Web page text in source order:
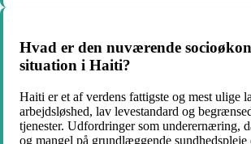
Hvad er den nuværende
situation i Haiti?
Haiti er et af verdens fattigste og mest ulige
arbejdsløshed, lav levestandard og
tjenester. Udfordringer som underernæring,
og mangel på grundlæggende sundhedspleje